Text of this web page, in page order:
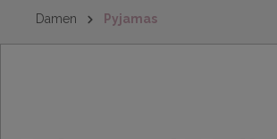
Damen Pyjamas